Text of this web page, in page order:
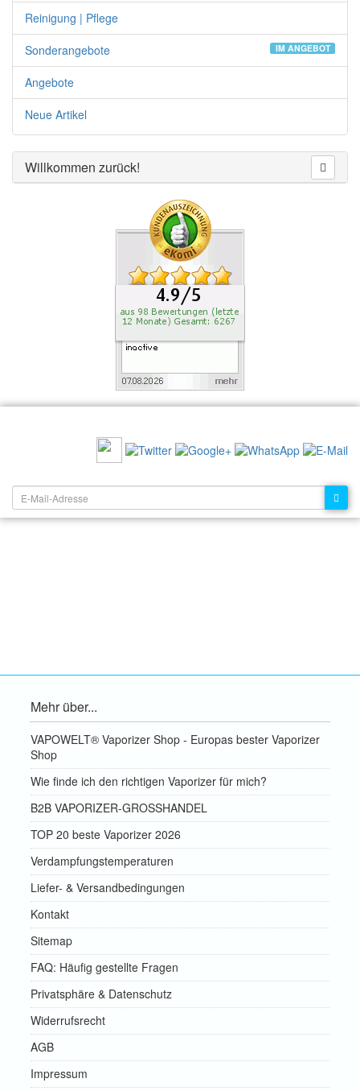
Reinigung | Pflege
Sonderangebote
IM ANGEBOT
Angebote
Neue Artikel
Willkommen zurück!
Mehr über...
VAPOWELT® Vaporizer Shop - Europas bester Vaporizer
Shop
Wie finde ich den richtigen Vaporizer für mich?
B2B VAPORIZER-GROSSHANDEL
TOP 20 beste Vaporizer 2026
Verdampfungstemperaturen
Liefer- & Versandbedingungen
Kontakt
Sitemap
FAQ: Häufig gestellte Fragen
Privatsphäre & Datenschutz
Widerrufsrecht
AGB
Impressum